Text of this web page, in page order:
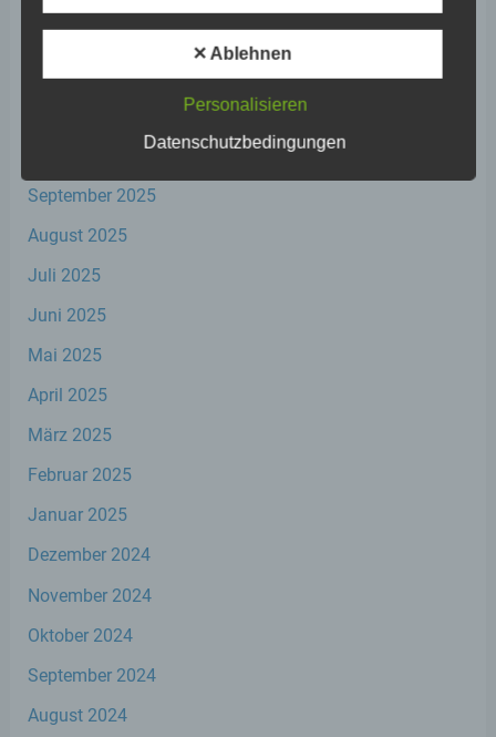
Januar 2026
Dezember 2025
September 2025
August 2025
Juli 2025
Juni 2025
Mai 2025
April 2025
März 2025
Februar 2025
Januar 2025
Dezember 2024
November 2024
Oktober 2024
September 2024
August 2024
Löschen oder die Vernichtung.
d) Einschränkung der Verarbeitung
Einschränkung der Verarbeitung ist die
Markierung gespeicherter
personenbezogener Daten mit dem Ziel,
die darin besteht, dass diese
werden, um bestimmte persönliche
beziehen, zu bewerten, insbesondere, um
wirtschaftlicher Lage, Gesundheit,
Zuverlässigkeit, Verhalten, Aufenthaltsort
zu analysieren oder vorherzusagen.
f) Pseudonymisierung
Pseudonymisierung ist die Verarbeitung
✕ Ablehnen
Personalisieren
Datenschutzbedingungen